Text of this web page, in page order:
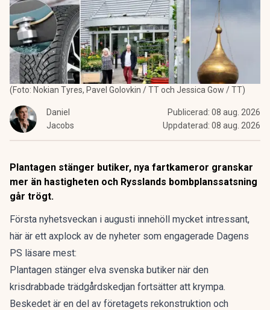
(Foto: Nokian Tyres, Pavel Golovkin / TT och Jessica Gow / TT)
Daniel
Jacobs
Publicerad: 08 aug. 2026
Uppdaterad: 08 aug. 2026
Plantagen stänger butiker, nya fartkameror granskar
mer än hastigheten och Rysslands bombplanssatsning
går trögt.
Första nyhetsveckan i augusti innehöll mycket intressant,
här är ett axplock av de nyheter som engagerade Dagens
PS läsare mest:
Plantagen stänger elva svenska butiker när den
krisdrabbade trädgårdskedjan fortsätter att krympa.
Beskedet är en del av företagets rekonstruktion och